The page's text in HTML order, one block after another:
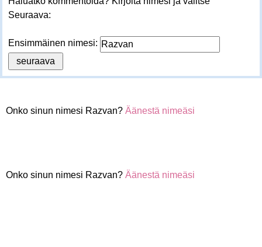
Seuraava:
Ensimmäinen nimesi:
Onko sinun nimesi Razvan? Äänestä nimeäsi
Onko sinun nimesi Razvan? Äänestä nimeäsi